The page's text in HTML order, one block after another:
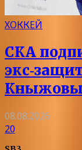
ХОККЕЙ
СКА
08.08.2026
20